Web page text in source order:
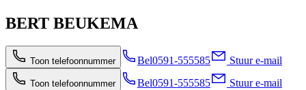
BERT BEUKEMA
Toon telefoonnummer Bel0591-555585 Stuur e-mail
Toon telefoonnummer Bel0591-555585 Stuur e-mail